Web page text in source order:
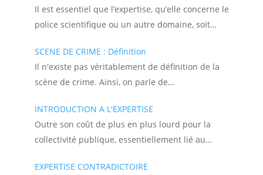
Il est essentiel que l’expertise, qu’elle concerne le
police scientifique ou un autre domaine, soit…
SCENE DE CRIME : Définition
Il n'existe pas véritablement de définition de la
scène de crime. Ainsi, on parle de…
INTRODUCTION A L'EXPERTISE
Outre son coût de plus en plus lourd pour la
collectivité publique, essentiellement lié au…
EXPERTISE CONTRADICTOIRE